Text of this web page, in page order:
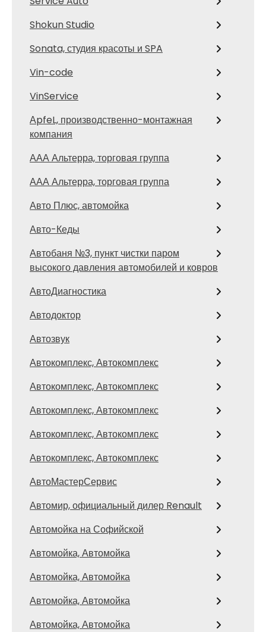
Shokun Studio
Sonata, студия красоты и SPA
Vin-code
VinService
АpfeL, производственно-монтажная
компания
ААА Альтерра, торговая группа
ААА Альтерра, торговая группа
Авто Плюс, автомойка
Авто-Кеды
Автобаня №3, пункт чистки паром
высокого давления автомобилей и ковров
АвтоДиагностика
Автодоктор
Автозвук
Автокомплекс, Автокомплекс
Автокомплекс, Автокомплекс
Автокомплекс, Автокомплекс
Автокомплекс, Автокомплекс
Автокомплекс, Автокомплекс
АвтоМастерСервис
Автомир, официальный дилер Renault
Автомойка на Софийской
Автомойка, Автомойка
Автомойка, Автомойка
Автомойка, Автомойка
Автомойка, Автомойка